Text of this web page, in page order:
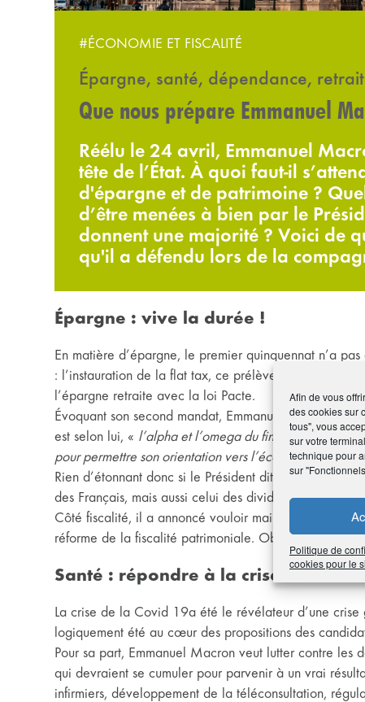
Afin de vous
des cookies sur
tous", vous
sur votre
technique pour
sur
Politique de
cookies pour le
#ÉCONOMIE ET FISCALITÉ
Épargne, santé, dépendance,
Que nous prépare Emmanuel
Réélu le 24 avril, Emmanuel
tête de l’État. À quoi faut-il
d'épargne et de patrimoine ?
d’être menées à bien par le
donnent une majorité ? Voici de
qu'il a défendu lors de la
Épargne : vive la durée !
En matière d’épargne, le premier quinquennat n’a
: l’instauration de la flat tax, ce prélèvement
l’épargne retraite avec la loi Pacte.
Évoquant son second mandat, Emmanuel Macron a
est selon lui, « l’alpha et l’omega du financement de
pour permettre son orientation vers l’économie réelle».
Rien d’étonnant donc si le Président dit vouloir
des Français, mais aussi celui des dividendes.
Côté fiscalité, il a annoncé vouloir maintenir l’Impôt
réforme de la fiscalité patrimoniale. Objectif : faciliter
Santé : répondre à la crise
La crise de la Covid 19a été le révélateur d’une
logiquement été au cœur des propositions des
Pour sa part, Emmanuel Macron veut lutter contre les
qui devraient se cumuler pour parvenir à un vrai
infirmiers, développement de la téléconsultation,